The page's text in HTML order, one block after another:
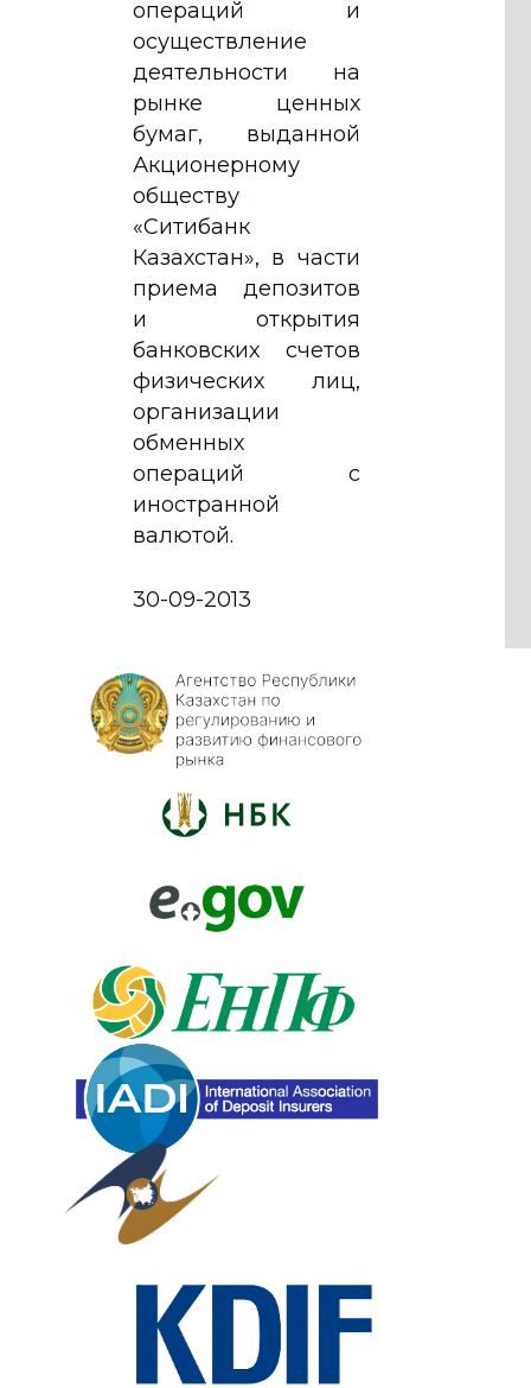
операций и
осуществление
деятельности на
рынке ценных
бумаг, выданной
Акционерному
обществу
«Ситибанк
Казахстан», в части
приема депозитов
и открытия
банковских счетов
физических лиц,
организации
обменных
операций с
иностранной
валютой.
30-09-2013